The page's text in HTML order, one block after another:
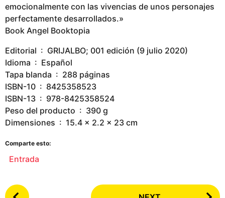
emocionalmente con las vivencias de unos personajes
perfectamente desarrollados.»
Book Angel Booktopia
Editorial ‏ : ‎ GRIJALBO; 001 edición (9 julio 2020)
Idioma ‏ : ‎ Español
Tapa blanda ‏ : ‎ 288 páginas
ISBN-10 ‏ : ‎ 8425358523
ISBN-13 ‏ : ‎ 978-8425358524
Peso del producto ‏ : ‎ 390 g
Dimensiones ‏ : ‎ 15.4 x 2.2 x 23 cm
Comparte esto:
Entrada
P